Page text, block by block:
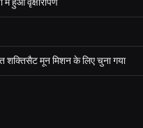
शक्तिसैट मून मिशन के लिए चुना गया